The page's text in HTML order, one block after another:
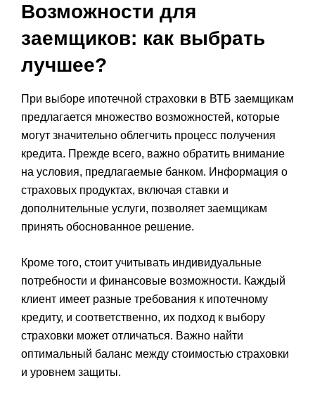
Возможности для
заемщиков: как выбрать
лучшее?
При выборе ипотечной страховки в ВТБ заемщикам
предлагается множество возможностей, которые
могут значительно облегчить процесс получения
кредита. Прежде всего, важно обратить внимание
на условия, предлагаемые банком. Информация о
страховых продуктах, включая ставки и
дополнительные услуги, позволяет заемщикам
принять обоснованное решение.
Кроме того, стоит учитывать индивидуальные
потребности и финансовые возможности. Каждый
клиент имеет разные требования к ипотечному
кредиту, и соответственно, их подход к выбору
страховки может отличаться. Важно найти
оптимальный баланс между стоимостью страховки
и уровнем защиты.